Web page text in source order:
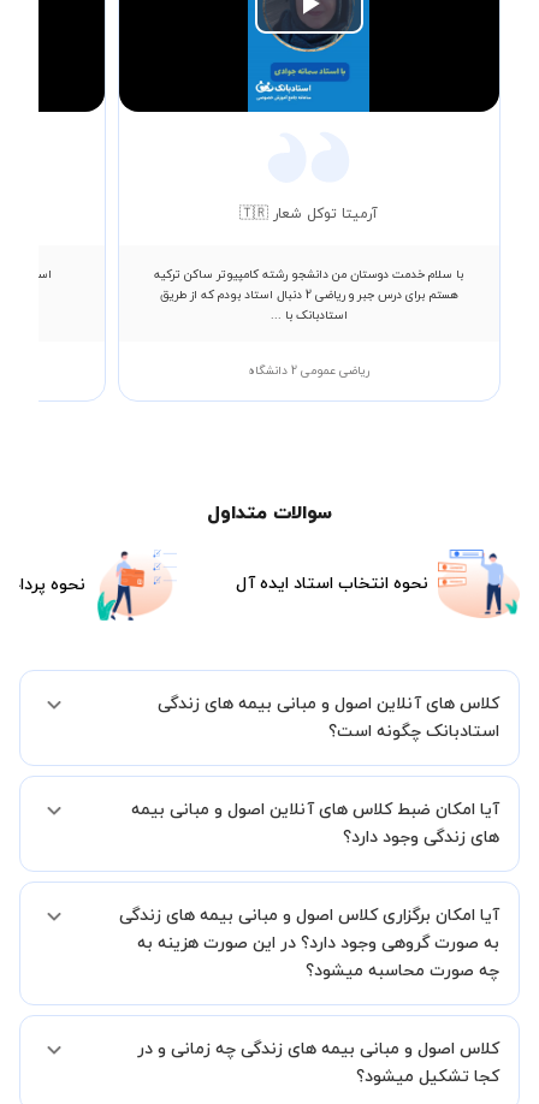
Play
Video
آرمیتا توکل شعار 🇹🇷
با سلام خدمت دوستان من دانشجو رشته کامپیوتر ساکن ترکیه
هستم برای درس جبر و ریاضی 2 دنبال استاد بودم که از طریق
استادبانک با ...
ریاضی عمومی 2 دانشگاه
استاد
سوالات متداول
نحوه انتخاب استاد ایده آل نحوه
کلاس های آنلاین اصول و مبانی بیمه های زندگی
استادبانک چگونه است؟
شما میدهیم که استاد شما پیش از جلسه تمامی موارد لازم برای برگزاری
یک کلاس آنلاین با کیفیت و مفید را به شما توضیح خواهند داد.
آیا امکان ضبط کلاس های آنلاین اصول و مبانی بیمه
های زندگی وجود دارد؟
کنید.
آیا امکان برگزاری کلاس اصول و مبانی بیمه های زندگی
به صورت گروهی وجود دارد؟ در این صورت هزینه به
چه صورت محاسبه میشود؟
هستند اما در صورتیکه مایل هستید کلاس ها را در کنار دوستان و یا
آشنایان خود به صورت گروهی برگزار کنید، این امکان وجود دارد. در این
کلاس اصول و مبانی بیمه های زندگی چه زمانی و در
کجا تشکیل میشود؟